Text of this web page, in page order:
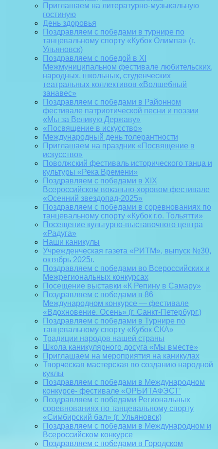
Приглашаем на литературно-музыкальную
гостиную
День здоровья
Поздравляем с победами в турнире по
танцевальному спорту «Кубок Олимпа» (г.
Ульяновск)
Поздравляем с победой в XI
Межмуниципальном фестивале любительских,
народных, школьных, студенческих
театральных коллективов «Волшебный
занавес»
Поздравляем с победами в Районном
фестивале патриотической песни и поэзии
«Мы за Великую Державу»
«Посвящение в искусство»
Международный день толерантности
Приглашаем на праздник «Посвящение в
искусство»
Поволжский фестиваль исторического танца и
культуры «Река Времени»
Поздравляем с победами в XIX
Всероссийском вокально-хоровом фестивале
«Осенний звездопад-2025»
Поздравляем с победами в соревнованиях по
танцевальному спорту «Кубок г.о. Тольятти»
Посещение культурно-выставочного центра
«Радуга»
Наши каникулы
Учрежденческая газета «РИТМ», выпуск №30,
октябрь 2025г.
Поздравляем с победами во Всероссийских и
Межрегиональных конкурсах
Посещение выставки «К Репину в Самару»
Поздравляем с победами в 86
Международном конкурсе — фестивале
«Вдохновение. Осень» (г. Санкт-Петербург.)
Поздравляем с победами в Турнире по
танцевальному спорту «Кубок СКА»
Традиции народов нашей страны
Школа каникулярного досуга «Мы вместе»
Приглашаем на мероприятия на каникулах
Творческая мастерская по созданию народной
куклы
Поздравляем с победами в Международном
конкурсе- фестивале «ОРБИТАФЭСТ’
Поздравляем с победами Региональных
соревнованиях по танцевальному спорту
«Симбирский бал» (г. Ульяновск)
Поздравляем с победами в Международном и
Всероссийском конкурсе
Поздравляем с победами в Городском